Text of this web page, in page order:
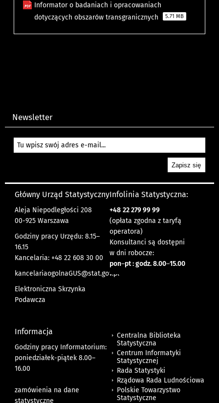
Informator o badaniach i opracowaniach
dotyczących obszarów transgranicznych
5.71 MB
Newsletter
Główny Urząd Statystyczny
Aleja Niepodległości 208
00-925 Warszawa
Godziny pracy Urzędu: 8.15–
16.15
Kancelaria: +48 22 608 30 00
kancelariaogolnaGUS@stat.gov.pl
Elektroniczna Skrzynka
Podawcza
Infolinia Statystyczna:
+48 22 279 99 99
(opłata zgodna z taryfą
operatora)
Konsultanci są dostępni
w dni robocze:
pon–pt : godz. 8.00–15.00
Informacja
Godziny pracy Informatorium:
poniedziałek-piątek 8.00–
16.00
zamówienia na dane
statystyczne
Centralna Biblioteka
Statystyczna
Centrum Informatyki
Statystycznej
Rada Statystyki
Rządowa Rada Ludnościowa
Polskie Towarzystwo
Statystyczne